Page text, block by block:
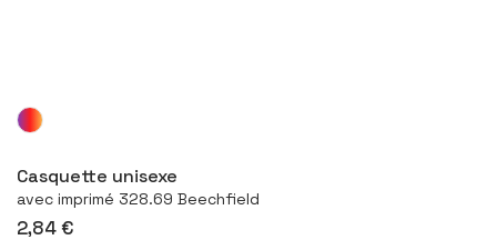
Casquette unisexe
avec imprimé 328.69 Beechfield
2,84 €